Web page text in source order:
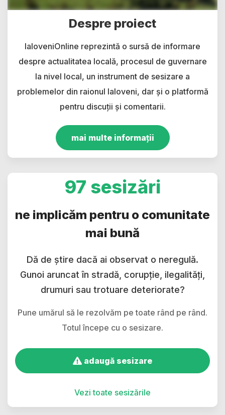
Despre proiect
IaloveniOnline reprezintă o sursă de informare
despre actualitatea locală, procesul de guvernare
la nivel local, un instrument de sesizare a
problemelor din raionul Ialoveni, dar și o platformă
pentru discuții și comentarii.
mai multe informații
97 sesizări
ne implicăm pentru o comunitate
mai bună
Dă de știre dacă ai observat o neregulă.
Gunoi aruncat în stradă, corupție, ilegalități,
drumuri sau trotuare deteriorate?
Pune umărul să le rezolvăm pe toate rând pe rând.
Totul începe cu o sesizare.
adaugă sesizare
Vezi toate sesizările